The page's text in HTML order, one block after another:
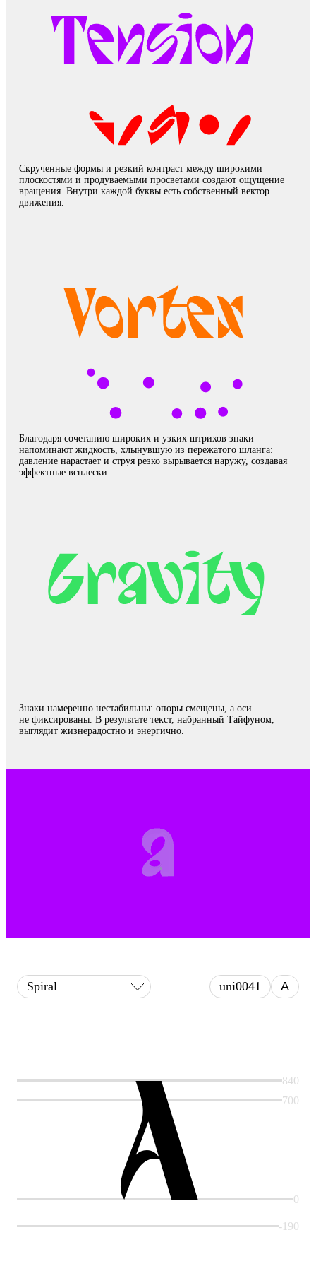
Скрученные формы и резкий контраст между широкими
плоскостями и продуваемыми просветами создают ощущение
вращения. Внутри каждой буквы есть собственный вектор
движения.
Благодаря сочетанию широких и узких штрихов знаки
напоминают жидкость, хлынувшую из пережатого шланга:
давление нарастает и струя резко вырывается наружу, создавая
эффектные всплески.
Знаки намеренно нестабильны: опоры смещены, а оси
не фиксированы. В результате текст, набранный Тайфуном,
выглядит жизнерадостно и энергично.
Spiral uni0041 A
A
840
700
0
-190